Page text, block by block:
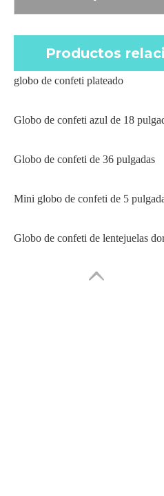
Productos
globo de confeti plateado
Globo de confeti azul de 18
Globo de confeti de 36 pulgadas